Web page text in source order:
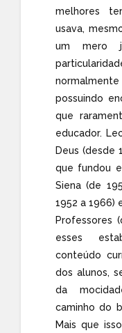
melhores
usava,
um mero
possuindo
que
educador.
Deus (desde
que fundou
Siena (de
1952 a 1966)
Professores
esses
conteúdo
dos alunos,
da
caminho do
Mais que